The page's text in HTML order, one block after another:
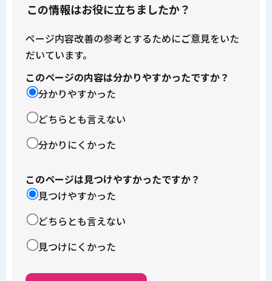
この情報はお役に立ちましたか？
ページ内容改善の参考とするためにご意見をいた
だいています。
このページの内容は分かりやすかったですか？
分かりやすかった
どちらとも言えない
分かりにくかった
このページは見つけやすかったですか？
見つけやすかった
どちらとも言えない
見つけにくかった